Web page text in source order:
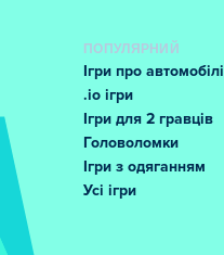
ПОПУЛЯРНИЙ
Ігри про автомобілі
.io ігри
Ігри для 2 гравців
Головоломки
Ігри з одяганням
Усі ігри